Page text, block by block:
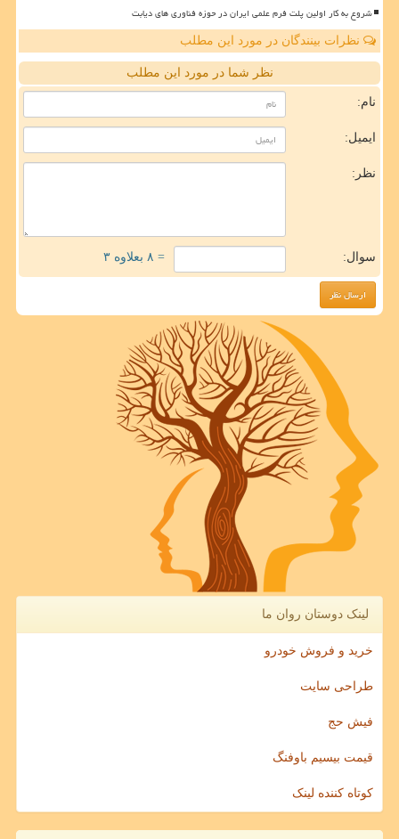
شروع به کار اولین پلت فرم علمی ایران در حوزه فناوری های دیابت
نظرات بینندگان در مورد این مطلب
نظر شما در مورد این مطلب
نام:
ایمیل:
نظر:
سوال: = ۸ بعلاوه ۳
لینک دوستان روان ما
خرید و فروش خودرو
طراحی سایت
فیش حج
قیمت بیسیم باوفنگ
کوتاه کننده لینک